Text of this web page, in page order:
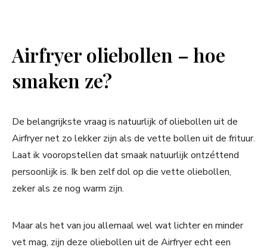
Airfryer oliebollen – hoe
smaken ze?
De belangrijkste vraag is natuurlijk of oliebollen uit de
Airfryer net zo lekker zijn als de vette bollen uit de frituur.
Laat ik vooropstellen dat smaak natuurlijk ontzéttend
persoonlijk is. Ik ben zelf dol op die vette oliebollen,
zeker als ze nog warm zijn.
Maar als het van jou allemaal wel wat lichter en minder
vet mag, zijn deze oliebollen uit de Airfryer echt een